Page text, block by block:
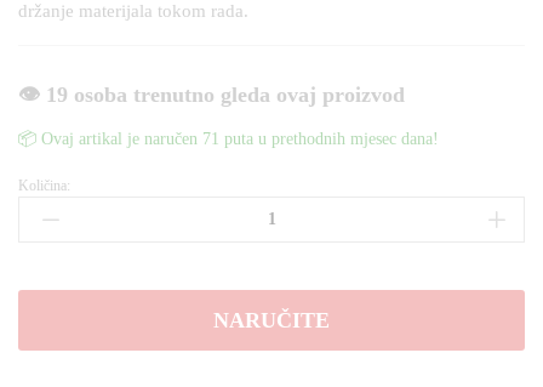
držanje materijala tokom rada.
👁️ 19 osoba trenutno gleda ovaj proizvod
📦 Ovaj artikal je naručen 71 puta u prethodnih mjesec dana!
ŠKRIP
STEGA
ZA
količina
Količina:
NARUČITE